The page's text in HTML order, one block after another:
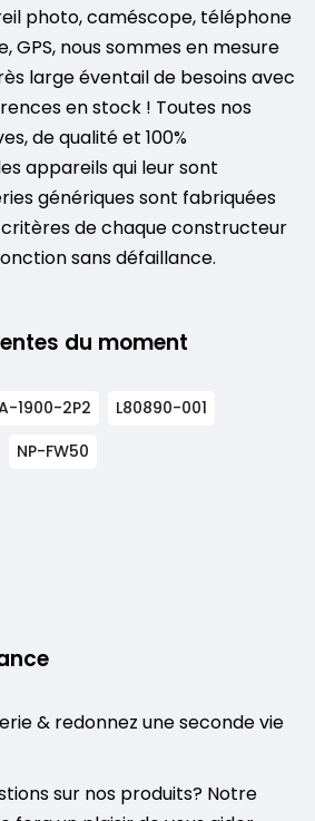
photo, caméscope, téléphone
GPS, nous sommes en mesure
large éventail de besoins avec
en stock ! Toutes nos
de qualité et 100%
appareils qui leur sont
génériques sont fabriquées
de chaque constructeur
sans défaillance.
du moment
1900-2P2
L80890-001
NP-FW50
& redonnez une seconde vie
sur nos produits? Notre